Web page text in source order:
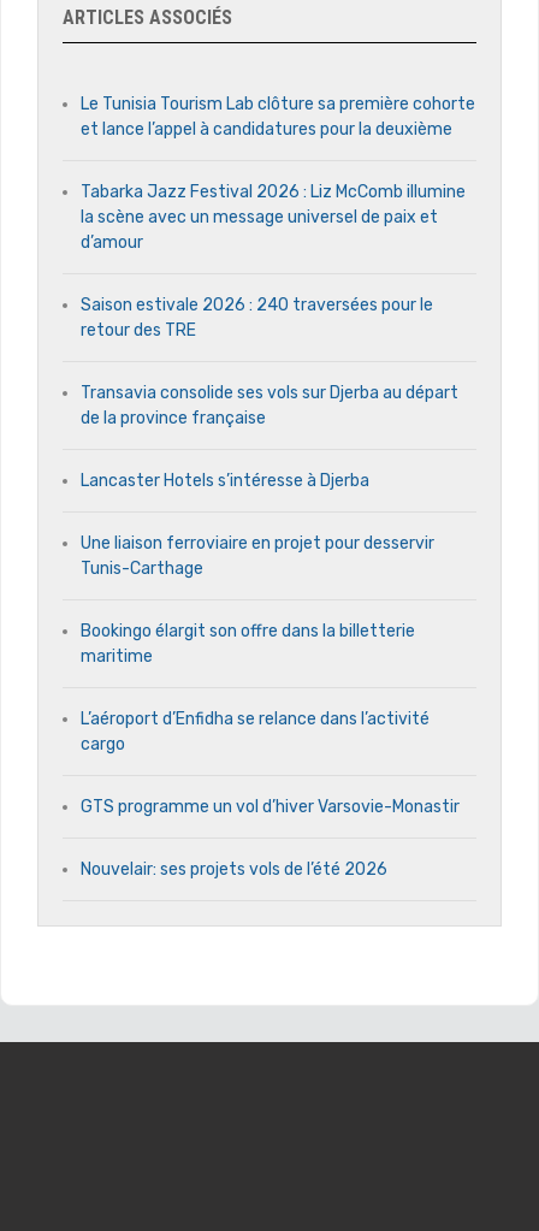
ARTICLES ASSOCIÉS
Le Tunisia Tourism Lab clôture sa première cohorte
et lance l’appel à candidatures pour la deuxième
Tabarka Jazz Festival 2026 : Liz McComb illumine
la scène avec un message universel de paix et
d’amour
Saison estivale 2026 : 240 traversées pour le
retour des TRE
Transavia consolide ses vols sur Djerba au départ
de la province française
Lancaster Hotels s’intéresse à Djerba
Une liaison ferroviaire en projet pour desservir
Tunis-Carthage
Bookingo élargit son offre dans la billetterie
maritime
L’aéroport d’Enfidha se relance dans l’activité
cargo
GTS programme un vol d’hiver Varsovie-Monastir
Nouvelair: ses projets vols de l’été 2026